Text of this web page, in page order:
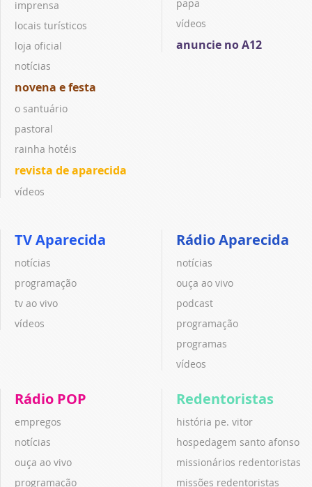
imprensa
locais turísticos
loja oficial
notícias
novena e festa
o santuário
pastoral
rainha hotéis
revista de aparecida
vídeos
papa
vídeos
anuncie no A12
TV Aparecida
notícias
programação
tv ao vivo
vídeos
Rádio Aparecida
notícias
ouça ao vivo
podcast
programação
programas
vídeos
Rádio POP
empregos
notícias
ouça ao vivo
programação
Redentoristas
história pe. vitor
hospedagem santo afonso
missionários redentoristas
missões redentoristas